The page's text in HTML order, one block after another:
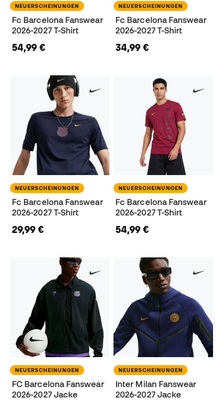
NEUERSCHEINUNGEN
Fc Barcelona Fanswear
2026-2027 T-Shirt
54,99 €
NEUERSCHEINUNGEN
Fc Barcelona Fanswear
2026-2027 T-Shirt
34,99 €
NEUERSCHEINUNGEN
Fc Barcelona Fanswear
2026-2027 T-Shirt
29,99 €
NEUERSCHEINUNGEN
Fc Barcelona Fanswear
2026-2027 T-Shirt
54,99 €
NEUERSCHEINUNGEN
FC Barcelona Fanswear
2026-2027 Jacke
NEUERSCHEINUNGEN
Inter Milan Fanswear
2026-2027 Jacke